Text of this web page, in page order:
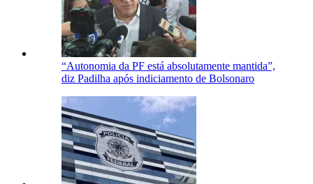
“Autonomia da PF está absolutamente mantida”,
diz Padilha após indiciamento de Bolsonaro